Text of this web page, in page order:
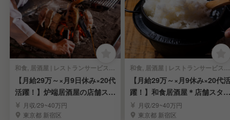
和食, 居酒屋 | レストランサービス・ホールスタッフ
【月給29万～×月9日休み×20代
活躍！】炉端居酒屋の店舗スタ
ッフ募集！
月収/29~40万円
東京都 新宿区
和食, 居酒屋 | レストランサービス・ホールスタッフ
【月給29万～×月9休み×20代活
躍！】和食居酒屋＊店舗スタッ
フ募集！
月収/29~40万円
東京都 新宿区